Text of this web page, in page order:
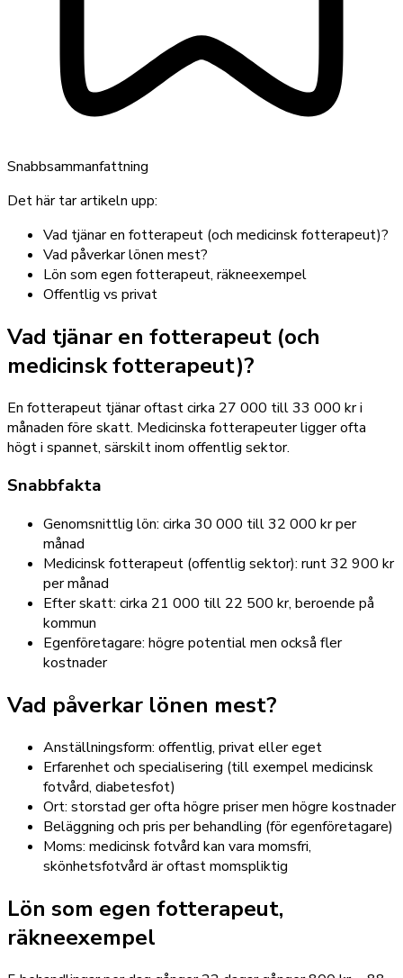
Snabbsammanfattning
Det här tar artikeln upp:
Vad tjänar en fotterapeut (och medicinsk fotterapeut)?
Vad påverkar lönen mest?
Lön som egen fotterapeut, räkneexempel
Offentlig vs privat
Vad tjänar en fotterapeut (och
medicinsk fotterapeut)?
En fotterapeut tjänar oftast cirka 27 000 till 33 000 kr i
månaden före skatt. Medicinska fotterapeuter ligger ofta
högt i spannet, särskilt inom offentlig sektor.
Snabbfakta
Genomsnittlig lön: cirka 30 000 till 32 000 kr per
månad
Medicinsk fotterapeut (offentlig sektor): runt 32 900 kr
per månad
Efter skatt: cirka 21 000 till 22 500 kr, beroende på
kommun
Egenföretagare: högre potential men också fler
kostnader
Vad påverkar lönen mest?
Anställningsform: offentlig, privat eller eget
Erfarenhet och specialisering (till exempel medicinsk
fotvård, diabetesfot)
Ort: storstad ger ofta högre priser men högre kostnader
Beläggning och pris per behandling (för egenföretagare)
Moms: medicinsk fotvård kan vara momsfri,
skönhetsfotvård är oftast momspliktig
Lön som egen fotterapeut,
räkneexempel